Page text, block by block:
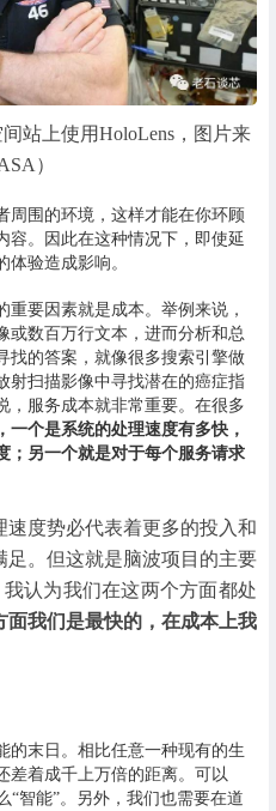
间站上使用HoloLens，图片来
）
周围的环境，这样才能在你环顾
容。因此在这种情况下，即使延
验造成影响。
重要因素就是成本。举例来说，
或数百万行文本，进而分析和总
找的答案，就像很多搜索引擎做
射扫描影像中寻找潜在的癌症指
，服务成本就非常重要。在很多
一个是系统的处理速度有多快，
；另一个就是对于每个服务请求
度势必代表着更多的投入和
。但这就是脑波项目的主要
认为我们在这两个方面都处
面我们是最快的，在成本上我
的末日。相比任意一种现有的生
差着成千上万倍的距离。可以
智能”。另外，我们也需要在道